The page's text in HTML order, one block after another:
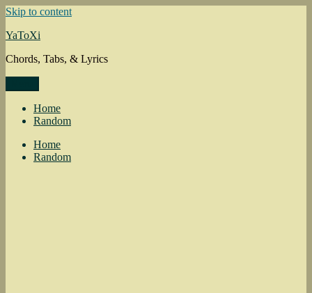
Skip to content
YaToXi
Chords, Tabs, & Lyrics
Home
Random
Home
Random